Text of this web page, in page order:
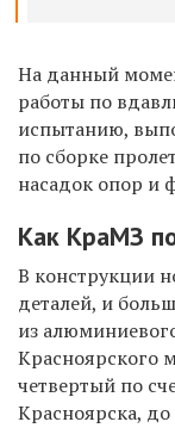
На данный
работы по
испытанию,
по сборке
насадок опор и
Как КраМЗ
В конструкции
деталей, и
из
Красноярского
четвертый по
Красноярска,